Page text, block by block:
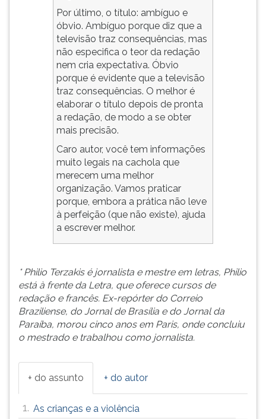
Por último, o título: ambíguo e
óbvio. Ambíguo porque diz que a
televisão traz consequências, mas
não especifica o teor da redação
nem cria expectativa. Óbvio
porque é evidente que a televisão
traz consequências. O melhor é
elaborar o título depois de pronta
a redação, de modo a se obter
mais precisão.
Caro autor, você tem informações
muito legais na cachola que
merecem uma melhor
organização. Vamos praticar
porque, embora a prática não leve
à perfeição (que não existe), ajuda
a escrever melhor.
* Philio Terzakis é jornalista e mestre em letras, Philio
está à frente da Letra, que oferece cursos de
redação e francês. Ex-repórter do Correio
Braziliense, do Jornal de Brasília e do Jornal da
Paraíba, morou cinco anos em Paris, onde concluiu
o mestrado e trabalhou como jornalista.
+ do assunto + do autor
1. As crianças e a violência